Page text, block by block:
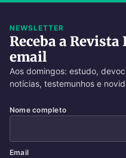
NEWSLETTER
Receba a
email
Aos domingos: estudo,
notícias, testemunhos e
Nome completo
Email